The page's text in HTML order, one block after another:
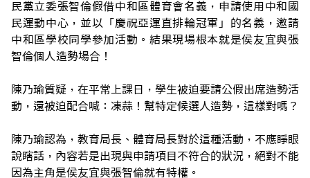
民黨立委張智倫假借中和區體育會名義，申請使用中和國
民運動中心，並以「慶祝亞運直排輪冠軍」的名義，邀請
中和區學校同學參加活動。結果現場根本就是侯友宜與張
智倫個人造勢場合！
陳乃瑜質疑，在平常上課日，學生被迫要請公假出席造勢活
動，還被迫配合喊：凍蒜！幫特定候選人造勢，這樣對嗎？
陳乃瑜認為，教育局長、體育局長對於這種活動，不應睜眼
說瞎話，內容若是出現與申請項目不符合的狀況，絕對不能
因為主角是侯友宜與張智倫就有特權。